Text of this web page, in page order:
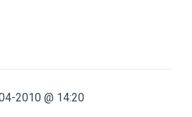
2010 @ 14:20